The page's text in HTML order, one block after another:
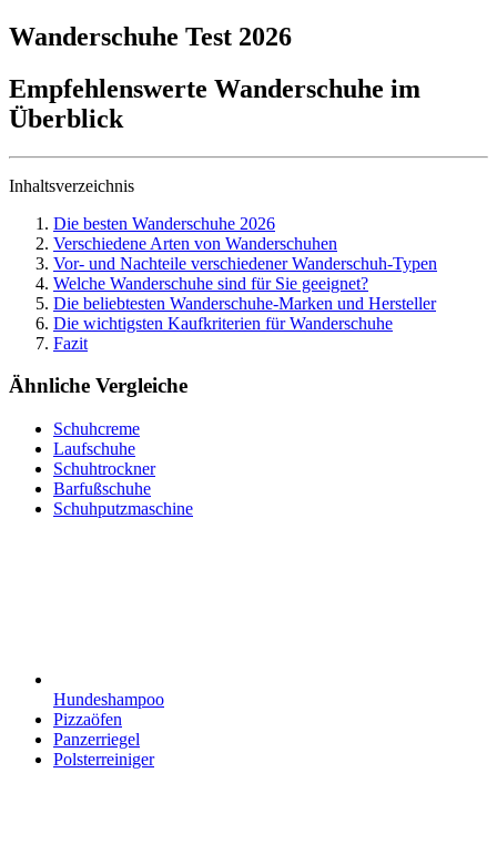
Wanderschuhe Test 2026
Empfehlenswerte Wanderschuhe im
Überblick
Inhaltsverzeichnis
Die besten Wanderschuhe 2026
Verschiedene Arten von Wanderschuhen
Vor- und Nachteile verschiedener Wanderschuh-Typen
Welche Wanderschuhe sind für Sie geeignet?
Die beliebtesten Wanderschuhe-Marken und Hersteller
Die wichtigsten Kaufkriterien für Wanderschuhe
Fazit
Ähnliche Vergleiche
Schuhcreme
Laufschuhe
Schuhtrockner
Barfußschuhe
Schuhputzmaschine
Hundeshampoo
Pizzaöfen
Panzerriegel
Polsterreiniger